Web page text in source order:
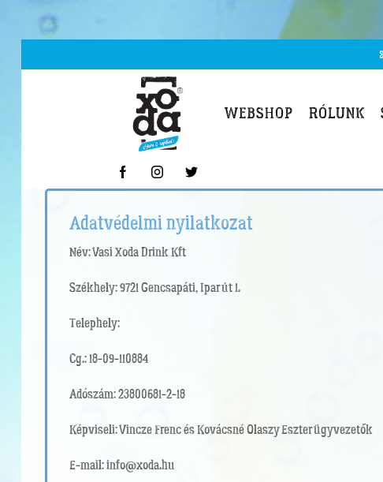
WEBSHOP RÓLUNK
Adatvédelmi nyilatkozat
Név:Vasi Xoda Drink Kft
Székhely:9721 Gencsapáti, Ipar út 1.
Telephely:
Cg.:18-09-110884
Adószám:23800681-2-18
Képviseli:Vincze Frenc és Kovácsné Olaszy Eszter ügyvezetők
E-mail:info@xoda.hu